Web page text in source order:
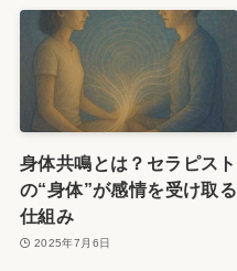
身体共鳴とは？セラピスト
の“身体”が感情を受け取る
仕組み
2025年7月6日